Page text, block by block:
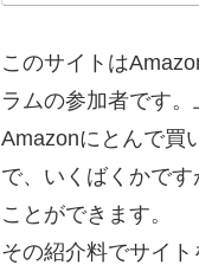
このサイトは
ラムの参加者です
Amazonにとんで買
で、いくばくかです
ことができます。
その紹介料でサイ